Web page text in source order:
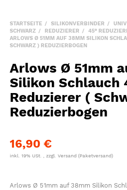
STARTSEITE SILIKONVERBINDER
SCHWARZ
REDUZIERER
45°
ARLOWS Ø 51MM AUF 38MM SILIKON
SCHWARZ ) REDUZIERBOGEN
Arlows Ø 51mm
Silikon Schlauch
Reduzierer (
Reduzierbogen
16,90 €
inkl. 19% USt. , zzgl. Versand (Paketversand)
Arlows Ø 51mm auf 38mm Silikon